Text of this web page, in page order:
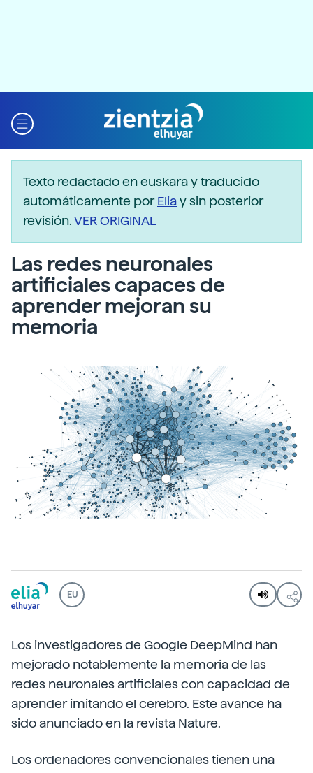
Texto redactado en euskara y traducido
automáticamente porEliay sin posterior
revisión.VER ORIGINAL
Las redes neuronales
artificiales capaces de
aprender mejoran su
memoria
EU
Los investigadores de Google DeepMind han
mejorado notablemente la memoria de las
redes neuronales artificiales con capacidad de
aprender imitando el cerebro. Este avance ha
sido anunciado en la revista Nature.
Los ordenadores convencionales tienen una